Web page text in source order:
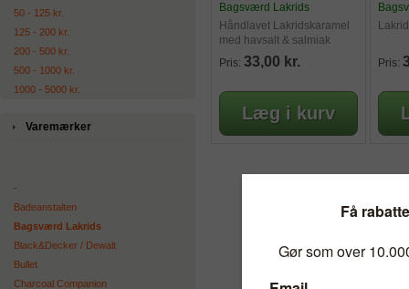
50 - 125 kr.
125 - 200 kr.
200 - 500 kr.
500 - 1000 kr.
1000 - 5000 kr.
Varemærker
-
Badeanstalten
Bagsværd Lakrids
Black&Decker / Dewalt
Bullet
Charcoal Companion
Bagsværd Lakrids
Håndlavet Lakridskaramel
med havsalt & salmiak
Pris: 33,00 kr. Pris: